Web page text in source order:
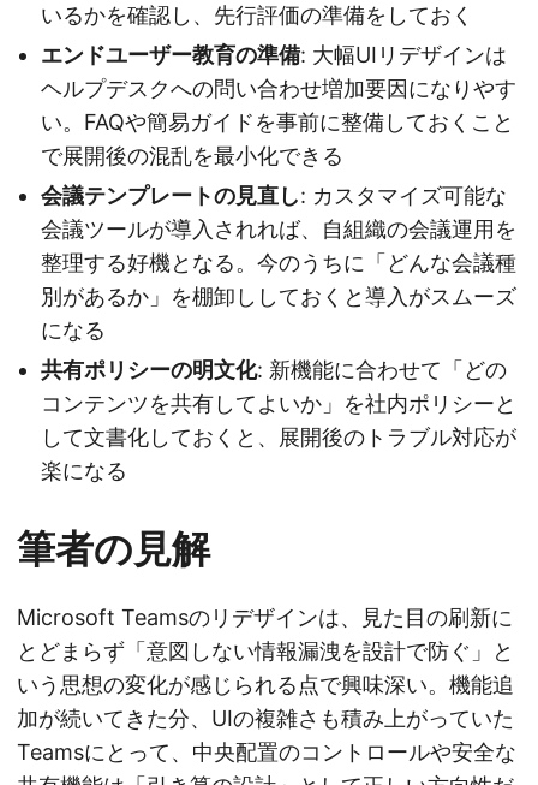
いるかを確認し、先行評価の準備をしておく
エンドユーザー教育の準備: 大幅UIリデザインは
ヘルプデスクへの問い合わせ増加要因になりやす
い。FAQや簡易ガイドを事前に整備しておくこと
で展開後の混乱を最小化できる
会議テンプレートの見直し: カスタマイズ可能な
会議ツールが導入されれば、自組織の会議運用を
整理する好機となる。今のうちに「どんな会議種
別があるか」を棚卸ししておくと導入がスムーズ
になる
共有ポリシーの明文化: 新機能に合わせて「どの
コンテンツを共有してよいか」を社内ポリシーと
して文書化しておくと、展開後のトラブル対応が
楽になる
筆者の見解
Microsoft Teamsのリデザインは、見た目の刷新に
とどまらず「意図しない情報漏洩を設計で防ぐ」と
いう思想の変化が感じられる点で興味深い。機能追
加が続いてきた分、UIの複雑さも積み上がっていた
Teamsにとって、中央配置のコントロールや安全な